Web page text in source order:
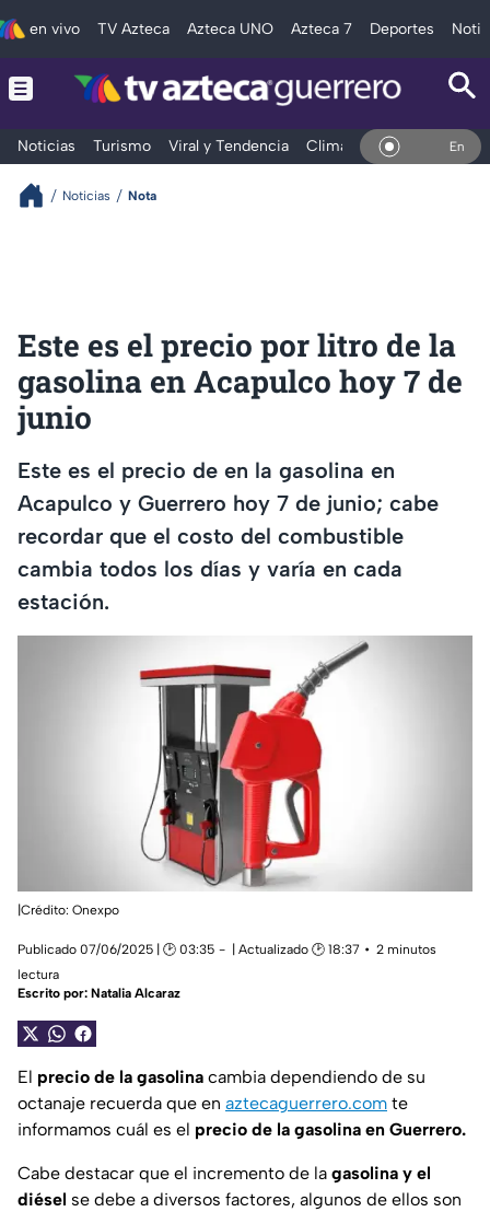
en vivo TV Azteca Azteca UNO Azteca 7 Deportes
Noticias Turismo Viral y Tendencia Clima Deportes En Vivo
Noticias Nota
Este es el precio por litro de la
gasolina en Acapulco hoy 7 de
junio
Este es el precio de en la gasolina en
Acapulco y Guerrero hoy 7 de junio; cabe
recordar que el costo del combustible
cambia todos los días y varía en cada
estación.
|Crédito: Onexpo
Publicado 07/06/2025 | 🕑 03:35 | Actualizado 🕑 18:37
2 minutos
lectura
Escrito por: Natalia Alcaraz
El precio de la gasolina cambia dependiendo de su
octanaje recuerda que en aztecaguerrero.com te
informamos cuál es el precio de la gasolina en Guerrero.
Cabe destacar que el incremento de la gasolina y el
diésel se debe a diversos factores, algunos de ellos son